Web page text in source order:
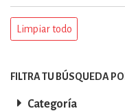
Limpiar todo
FILTRA TU BÚSQUEDA
Categoría